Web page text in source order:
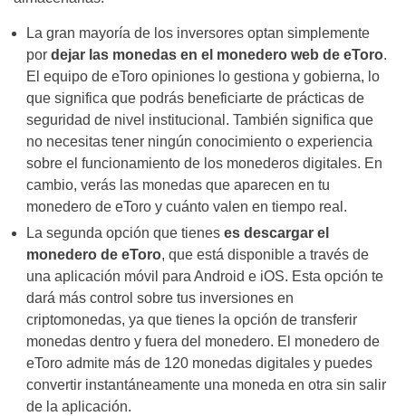
La gran mayoría de los inversores optan simplemente
por dejar las monedas en el monedero web de eToro.
El equipo de eToro opiniones lo gestiona y gobierna, lo
que significa que podrás beneficiarte de prácticas de
seguridad de nivel institucional. También significa que
no necesitas tener ningún conocimiento o experiencia
sobre el funcionamiento de los monederos digitales. En
cambio, verás las monedas que aparecen en tu
monedero de eToro y cuánto valen en tiempo real.
La segunda opción que tienes es descargar el
monedero de eToro, que está disponible a través de
una aplicación móvil para Android e iOS. Esta opción te
dará más control sobre tus inversiones en
criptomonedas, ya que tienes la opción de transferir
monedas dentro y fuera del monedero. El monedero de
eToro admite más de 120 monedas digitales y puedes
convertir instantáneamente una moneda en otra sin salir
de la aplicación.